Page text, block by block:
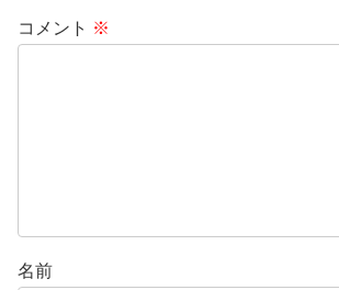
コメント ※
名前